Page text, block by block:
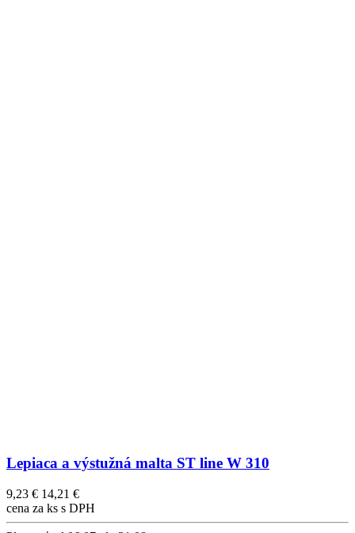
Lepiaca a výstužná malta ST line W 310
9,23 € 14,21 €
cena za ks s DPH